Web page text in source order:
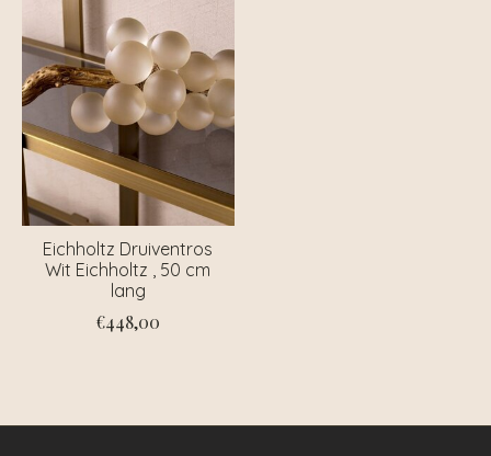
Eichholtz Druiventros
Wit Eichholtz , 50 cm
lang
€448,00